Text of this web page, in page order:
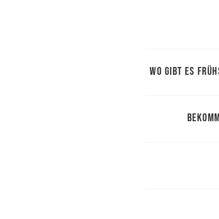
Wo gibt es